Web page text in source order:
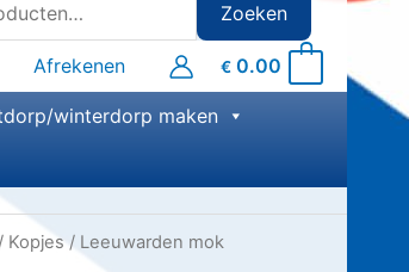
Zoeken
Afrekenen € 0.00
winterdorp maken
/ Kopjes/ Leeuwarden mok